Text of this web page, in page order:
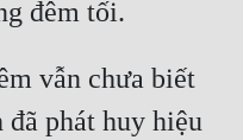
vẫn chưa biết
đã phát huy hiệu